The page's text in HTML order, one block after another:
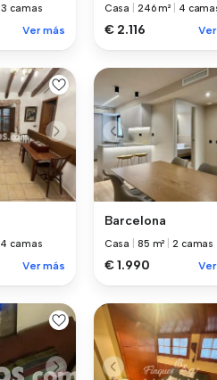
|3 camas
Ver más
Casa 246 m² 4
€ 2.116
4 camas
Ver más
Barcelona
Casa 85 m² 2 camas
€ 1.990